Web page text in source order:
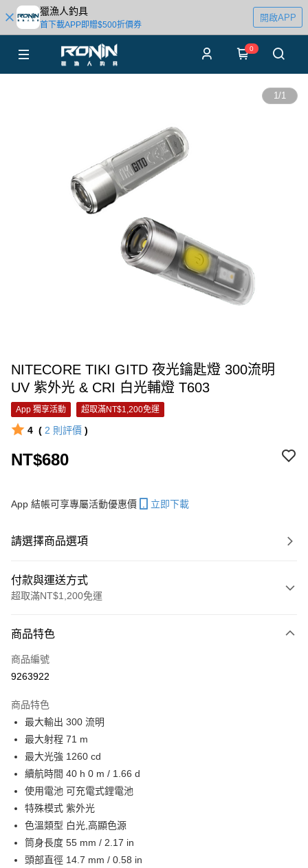
獵漁人釣具
首下載APP即贈$500折價券
開啟APP
0
1/1
NITECORE TIKI GITD 夜光鑰匙燈 300流明
UV 紫外光 & CRI 白光輔燈 T603
App 獨享活動 超取滿NT$1,200免運
4 ( 2 則評價 )
NT$680
App 結帳可享專屬活動優惠價 立即下載
請選擇商品選項
付款與運送方式
超取滿NT$1,200免運
信用卡一次付款
信用卡分期付款
合作金庫商業銀行
華南商業銀行
上海商業儲蓄銀行
國泰世華商業銀行
臺灣中小企業銀行
匯豐（台灣）商業銀行
聯邦商業銀行
元大商業銀行
玉山商業銀行
台新國際商業銀行
台灣樂天信用卡公司
超商取貨付款
Apple Pay
街口支付
悠遊付
【大哥付你分期使用說明】
1.本服務由台灣大哥大提供，台灣大哥大用戶可立即使用無須另外申請。
AFTEE先享後付
商品特色
商品編號
9263922
商品特色
最大輸出 300 流明
最大射程 71 m
最大光強 1260 cd
續航時間 40 h 0 m / 1.66 d
使用電池 可充電式鋰電池
特殊模式 紫外光
色溫類型 白光,高顯色源
筒身長度 55 mm / 2.17 in
頭部直徑 14.7 mm / 0.58 in